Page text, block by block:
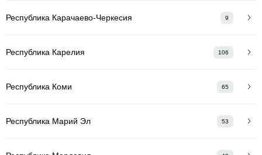
Республика Карачаево-Черкесия 9
Республика Карелия 106
Республика Коми 65
Республика Марий Эл 53